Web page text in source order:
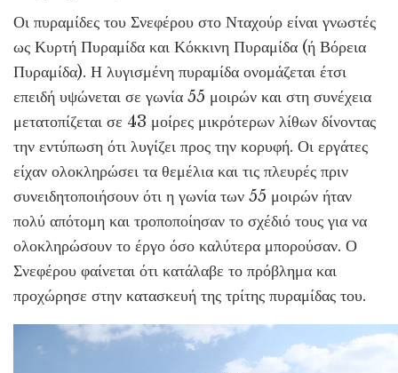
Οι πυραμίδες του Σνεφέρου στο Νταχούρ είναι γνωστές
ως Κυρτή Πυραμίδα και Κόκκινη Πυραμίδα (ή Βόρεια
Πυραμίδα). Η λυγισμένη πυραμίδα ονομάζεται έτσι
επειδή υψώνεται σε γωνία 55 μοιρών και στη συνέχεια
μετατοπίζεται σε 43 μοίρες μικρότερων λίθων δίνοντας
την εντύπωση ότι λυγίζει προς την κορυφή. Οι εργάτες
είχαν ολοκληρώσει τα θεμέλια και τις πλευρές πριν
συνειδητοποιήσουν ότι η γωνία των 55 μοιρών ήταν
πολύ απότομη και τροποποίησαν το σχέδιό τους για να
ολοκληρώσουν το έργο όσο καλύτερα μπορούσαν. Ο
Σνεφέρου φαίνεται ότι κατάλαβε το πρόβλημα και
προχώρησε στην κατασκευή της τρίτης πυραμίδας του.